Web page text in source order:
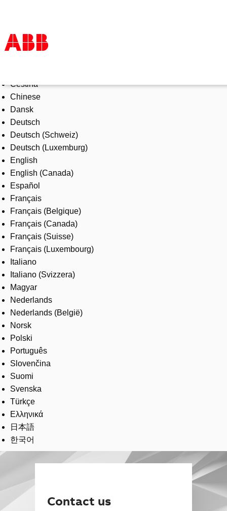
Products & Solutions
Industries
Services
About us
Where to buy
Contact us
Careers
Čeština
Chinese
Dansk
Deutsch
Deutsch (Schweiz)
Deutsch (Luxemburg)
English
English (Canada)
Español
Français
Français (Belgique)
Français (Canada)
Français (Suisse)
Français (Luxembourg)
Italiano
Italiano (Svizzera)
Magyar
Nederlands
Nederlands (België)
Norsk
Polski
Português
Slovenčina
Suomi
Svenska
Türkçe
Ελληνικά
日本語
한국어
Contact us